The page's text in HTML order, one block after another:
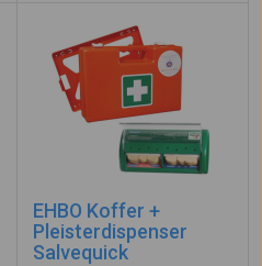
EHBO Koffer +
Pleisterdispenser
Salvequick